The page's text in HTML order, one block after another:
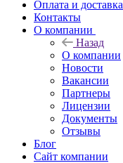
Оплата и доставка
Контакты
О компании
Назад
О компании
Новости
Вакансии
Партнеры
Лицензии
Документы
Отзывы
Блог
Сайт компании